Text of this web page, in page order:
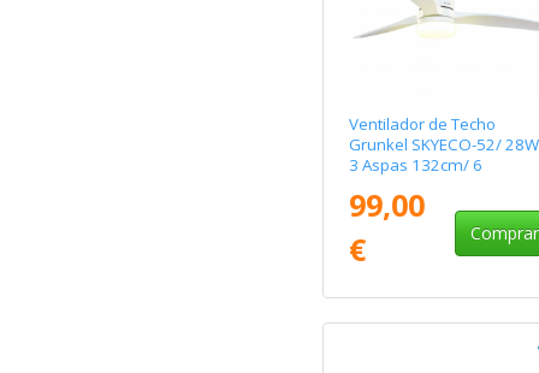
Ventilador de Techo
Grunkel SKYECO-52/
3 Aspas 132cm/ 6
99,00
€
Comprar